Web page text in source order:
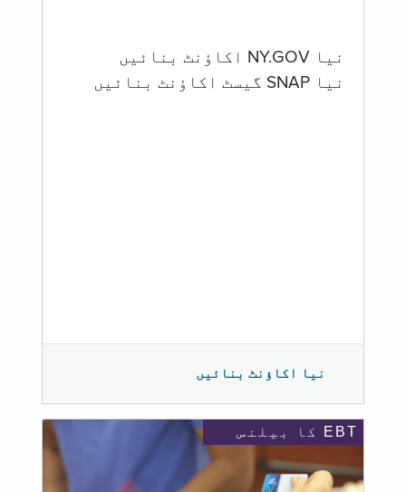
نیا NY.GOV اکاؤنٹ بنائیں
نیا SNAP گیسٹ اکاؤنٹ بنائیں
نیا اکاؤنٹ بنائیں
EBT کا بیلنس